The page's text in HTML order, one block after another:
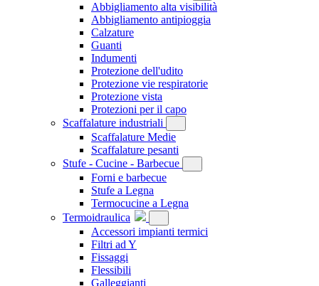
Abbigliamento alta visibilità
Abbigliamento antipioggia
Calzature
Guanti
Indumenti
Protezione dell'udito
Protezione vie respiratorie
Protezione vista
Protezioni per il capo
Scaffalature industriali
Scaffalature Medie
Scaffalature pesanti
Stufe - Cucine - Barbecue
Forni e barbecue
Stufe a Legna
Termocucine a Legna
Termoidraulica
Accessori impianti termici
Filtri ad Y
Fissaggi
Flessibili
Galleggianti